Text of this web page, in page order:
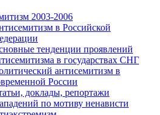
2003-2006
в Российской
тенденции проявлений
в государствах СНГ
антисемитизм в
России
доклады, репортажи
по мотиву ненависти